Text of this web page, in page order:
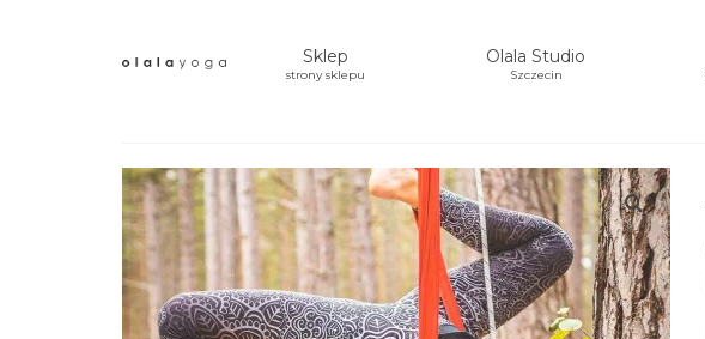
Sklep
strony sklepu
Olala Studio
Szczecin